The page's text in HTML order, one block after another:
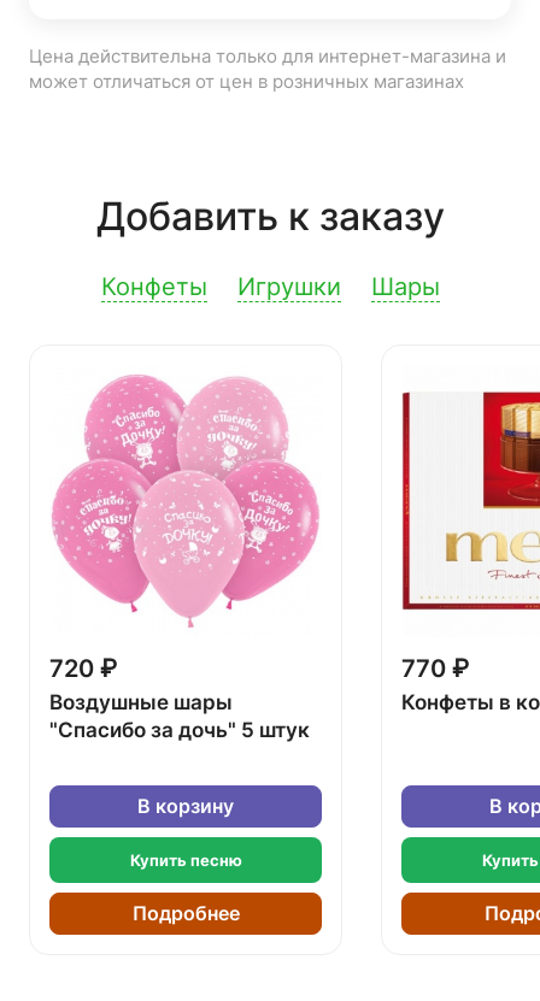
Цена действительна только для интернет-магазина и
может отличаться от цен в розничных магазинах
Добавить к заказу
Конфеты Игрушки Шары
720 ₽
Воздушные шары
"Спасибо за дочь" 5 штук
В корзину
Купить песню
Подробнее
770 ₽
Конфеты в
В